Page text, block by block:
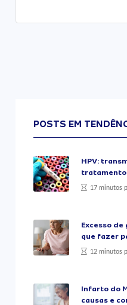
POSTS EM
HPV:
tratamento
17 minutos
Excesso de
que fazer
12 minutos
Infarto do
causas e